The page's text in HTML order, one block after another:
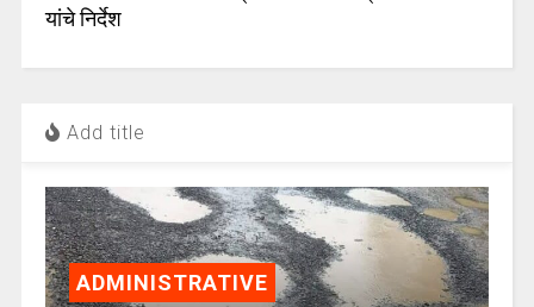
यांचे निर्देश
Add title
ADMINISTRATIVE